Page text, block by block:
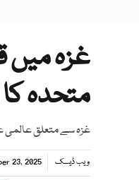
غزہ میں
متحدہ
غزہ سے متعلق عالمی
ویب ڈیسک 23, 2025